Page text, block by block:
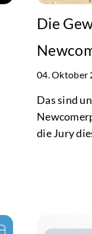
Die
04. Oktober
Das sind
die Jury